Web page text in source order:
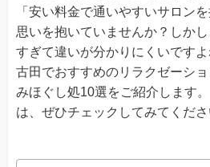
「安い料金で通いやすいサロン
思いを抱いていませんか？しか
すぎて違いが分かりにくいです
古田でおすすめのリラクゼーシ
みほぐし処10選をご紹介します
は、ぜひチェックしてみてくださ